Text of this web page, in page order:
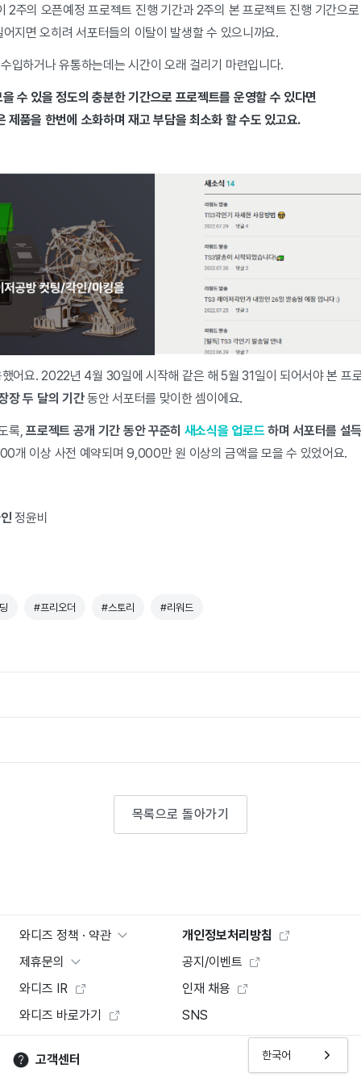
한국어
2주의 오픈예정 프로젝트 진행 기간과 2주의 본 프로젝트 진행 기간으
지면 오히려 서포터들의 이탈이 발생할 수 있으니까요.
입하거나 유통하는데는 시간이 오래 걸리기 마련입니다.
수 있을 정도의 충분한 기간으로 프로젝트를 운영할 수 있다면
제품을 한번에 소화하며 재고 부담을 최소화 할 수도 있고요.
어요. 2022년 4월 30일에 시작해 같은 해 5월 31일이 되어서야 본 프
장 두 달의 기간동안 서포터를 맞이한 셈이에요.
록,프로젝트 공개 기간 동안 꾸준히 새소식을 업로드 하며 서포터를 설
개 이상 사전 예약되며 9,000만 원 이상의 금액을 모을 수 있었어요.
정윤비
#프리오더 #스토리 #리워드
목록으로 돌아가기
와디즈 정책 · 약관
개인정보처리방침
제휴문의
공지/이벤트
와디즈 IR
인재 채용
와디즈 바로가기
SNS
고객센터